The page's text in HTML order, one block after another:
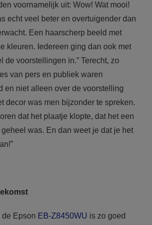
voornamelijk uit: Wow! Wat mooi!
echt veel beter en overtuigender dan
Een haarscherp beeld met
kleuren. Iedereen ging dan ook met
de voorstellingen in.” Terecht, zo
van pers en publiek waren
en niet alleen over de voorstelling
decor was men bijzonder te spreken.
dat het plaatje klopte, dat het een
was. En dan weet je dat je het
de Epson EB-Z8450WU is zo goed